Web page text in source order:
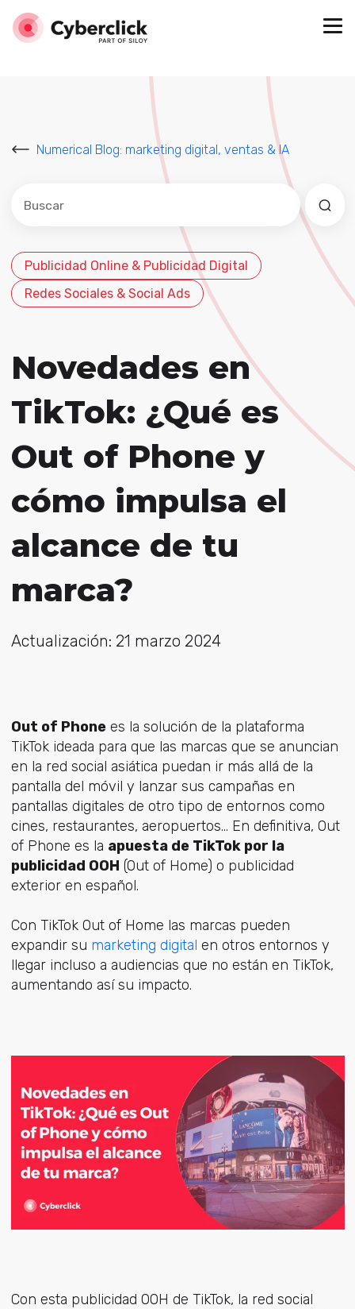
Numerical Blog: marketing digital, ventas & IA
Este es un campo de búsqueda con una función de
No hay sugerencias porque el campo de
Publicidad Online & Publicidad Digital
Redes Sociales & Social Ads
Novedades en
TikTok: ¿Qué es
Out of Phone y
cómo impulsa el
alcance de tu
marca?
Actualización: 21 marzo 2024
Out of Phonees la solución de la plataforma
TikTok ideada para que las marcas que se anuncian
en la red social asiática puedan ir más allá de la
pantalla del móvil y lanzar sus campañas en
pantallas digitales de otro tipo de entornos como
cines, restaurantes, aeropuertos… En definitiva, Out
of Phone es la apuesta de TikTok por la
publicidad OOH (Out of Home) o publicidad
exterior en español.
Con TikTok Out of Home las marcas pueden
expandir su marketing digital en otros entornos y
llegar incluso a audiencias que no están en TikTok,
aumentando así su impacto.
Con esta publicidad OOH de TikTok, la red social